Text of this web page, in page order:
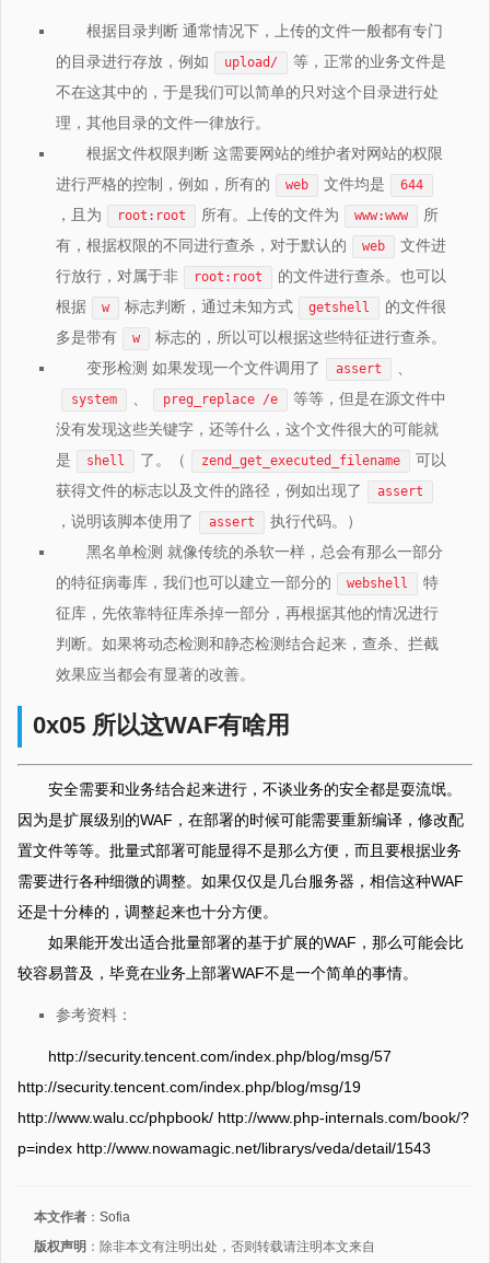
根据目录判断 通常情况下，上传的文件一般都有专门
的目录进行存放，例如
upload/
等，正常的业务文件是
不在这其中的，于是我们可以简单的只对这个目录进行处
理，其他目录的文件一律放行。
根据文件权限判断 这需要网站的维护者对网站的权限
进行严格的控制，例如，所有的
web 文件均是 644
，且为 root:root 所有。上传的文件为 www:www
所
有，根据权限的不同进行查杀，对于默认的
web
文件进
行放行，对属于非
root:root
的文件进行查杀。也可以
根据
w 标志判断，通过未知方式 getshell
的文件很
多是带有
w
标志的，所以可以根据这些特征进行查杀。
变形检测 如果发现一个文件调用了
assert 、
system 、 preg_replace /e
等等，但是在源文件中
没有发现这些关键字，还等什么，这个文件很大的可能就
是
shell 了。（ zend_get_executed_filename
可以
获得文件的标志以及文件的路径，例如出现了
assert
，说明该脚本使用了 assert
执行代码。）
黑名单检测 就像传统的杀软一样，总会有那么一部分
的特征病毒库，我们也可以建立一部分的
webshell
特
征库，先依靠特征库杀掉一部分，再根据其他的情况进行
判断。如果将动态检测和静态检测结合起来，查杀、拦截
效果应当都会有显著的改善。
0x05 所以这WAF有啥用
安全需要和业务结合起来进行，不谈业务的安全都是耍流氓。
因为是扩展级别的WAF，在部署的时候可能需要重新编译，修改配
置文件等等。批量式部署可能显得不是那么方便，而且要根据业务
需要进行各种细微的调整。如果仅仅是几台服务器，相信这种WAF
还是十分棒的，调整起来也十分方便。
如果能开发出适合批量部署的基于扩展的WAF，那么可能会比
较容易普及，毕竟在业务上部署WAF不是一个简单的事情。
参考资料：
http://security.tencent.com/index.php/blog/msg/57
http://security.tencent.com/index.php/blog/msg/19
http://www.walu.cc/phpbook/ http://www.php-internals.com/book/?
p=index http://www.nowamagic.net/librarys/veda/detail/1543
本文作者 ： Sofia
版权声明 ：除非本文有注明出处，否则转载请注明本文来自